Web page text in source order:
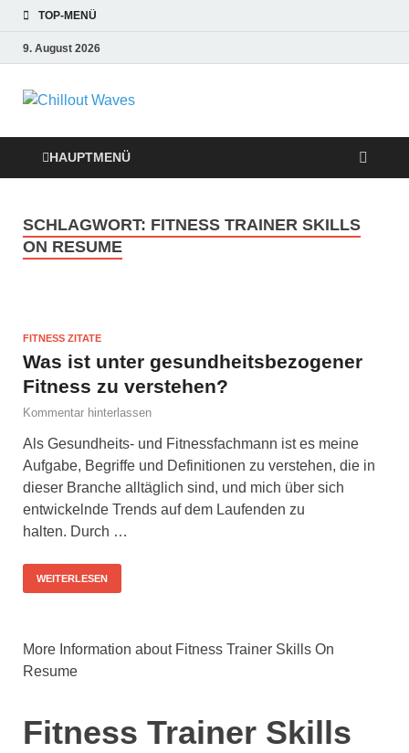
TOP-MENÜ
9. August 2026
Chillout Waves
Relaxing Music
Ferienwohnungen zum Verlieben!
HAUPTMENÜ
SCHLAGWORT: FITNESS TRAINER SKILLS
ON RESUME
FITNESS ZITATE
Was ist unter gesundheitsbezogener
Fitness zu verstehen?
Kommentar hinterlassen
Als Gesundheits- und Fitnessfachmann ist es meine
Aufgabe, Begriffe und Definitionen zu verstehen, die in
dieser Branche alltäglich sind, und mich über sich
entwickelnde Trends auf dem Laufenden zu
halten. Durch …
WEITERLESEN
More Information about Fitness Trainer Skills On
Resume
Fitness Trainer Skills